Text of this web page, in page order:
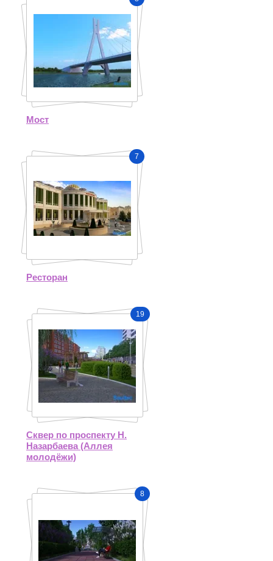
Мост
7
Ресторан
19
Сквер по проспекту Н.
Назарбаева (Аллея
молодёжи)
8